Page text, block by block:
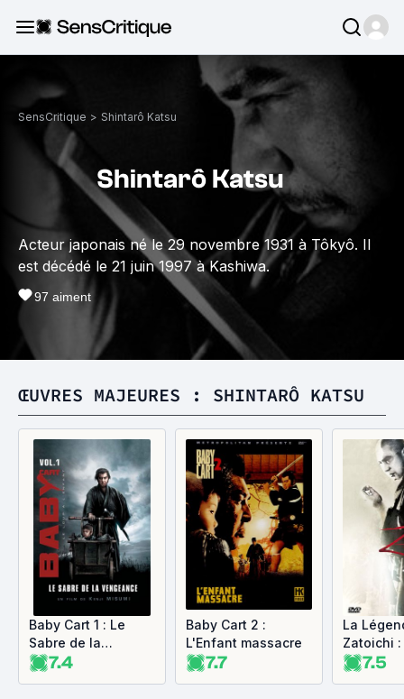
SensCritique > Shintarô Katsu
Shintarô Katsu
Acteur japonais né le 29 novembre 1931 à Tôkyô. Il
est décédé le 21 juin 1997 à Kashiwa.
97 aiment
ŒUVRES MAJEURES : SHINTARÔ KATSU
Baby Cart 1 : Le
Sabre de la
vengeance
7.4
Baby Cart 2 :
L'Enfant massacre
7.7
La
Zatoichi :
Masseur
7.5